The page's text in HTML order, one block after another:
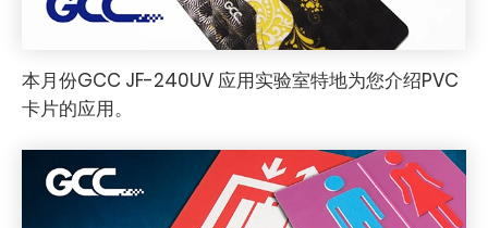
本月份GCC JF-240UV 应用实验室特地为您介绍PVC
卡片的应用。